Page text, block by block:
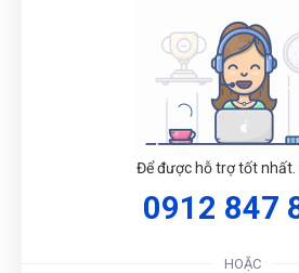
tìm cái là thấy bên đây đầu tiên luôn.
Tuyết Trang
(Đánh giá 1 năm trước)
Để được hỗ trợ tốt nhất.
0912 847
HOẶC